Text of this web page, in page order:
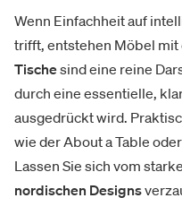
Wenn Einfachheit auf
trifft, entstehen Möbel mit
Tischesind eine reine
durch eine essentielle,
ausgedrückt wird.
wie der About a Table
Lassen Sie sich vom
nordischen Designs